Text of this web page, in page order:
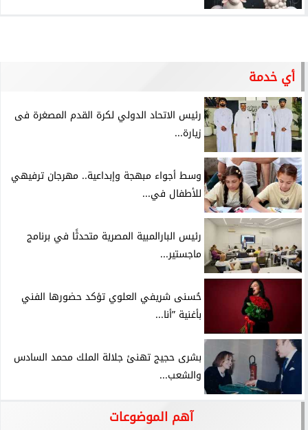
أي خدمة
رئيس الاتحاد الدولي لكرة القدم المصغرة فى
زيارة...
وسط أجواء مبهجة وإبداعية.. مهرجان ترفيهي
للأطفال في...
رئيس البارالمبية المصرية متحدثًا في برنامج
ماجستير...
حُسنى شريفي العلوي تؤكد حضورها الفني
بأغنية ”أنا...
بشرى حجيج تهنئ جلالة الملك محمد السادس
والشعب...
آهم الموضوعات